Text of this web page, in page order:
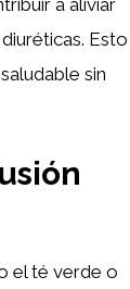
a aliviar
Esto
sin
el té verde o